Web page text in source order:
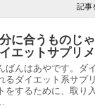
記事
に合うものじ
エットサプリ
ばんはあやです。ダ
るダイエット系サプ
をするために、取り